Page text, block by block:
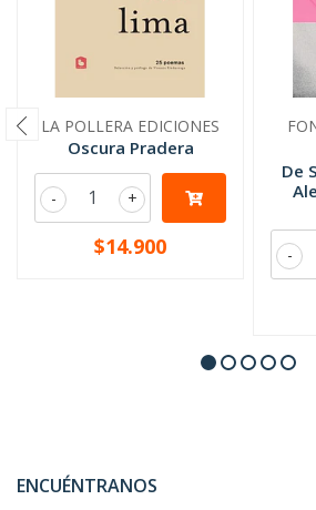
LA POLLERA EDICIONES
Oscura Pradera
+
-
$14.900
De
-
ENCUÉNTRANOS